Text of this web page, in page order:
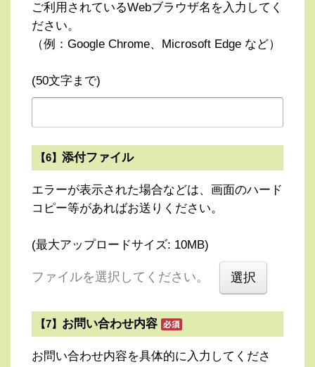
ご利用されているWebブラウザ名を入力してく
ださい。
（例：Google Chrome、Microsoft Edge など）
(50文字まで)
【6】 添付ファイル
エラーが表示された場合などは、画面のハード
コピー等があればお送りください。
(最大アップロードサイズ: 10MB)
ファイルを選択してください。
【7】 お問い合わせ内容
お問い合わせ内容を具体的に入力してくださ